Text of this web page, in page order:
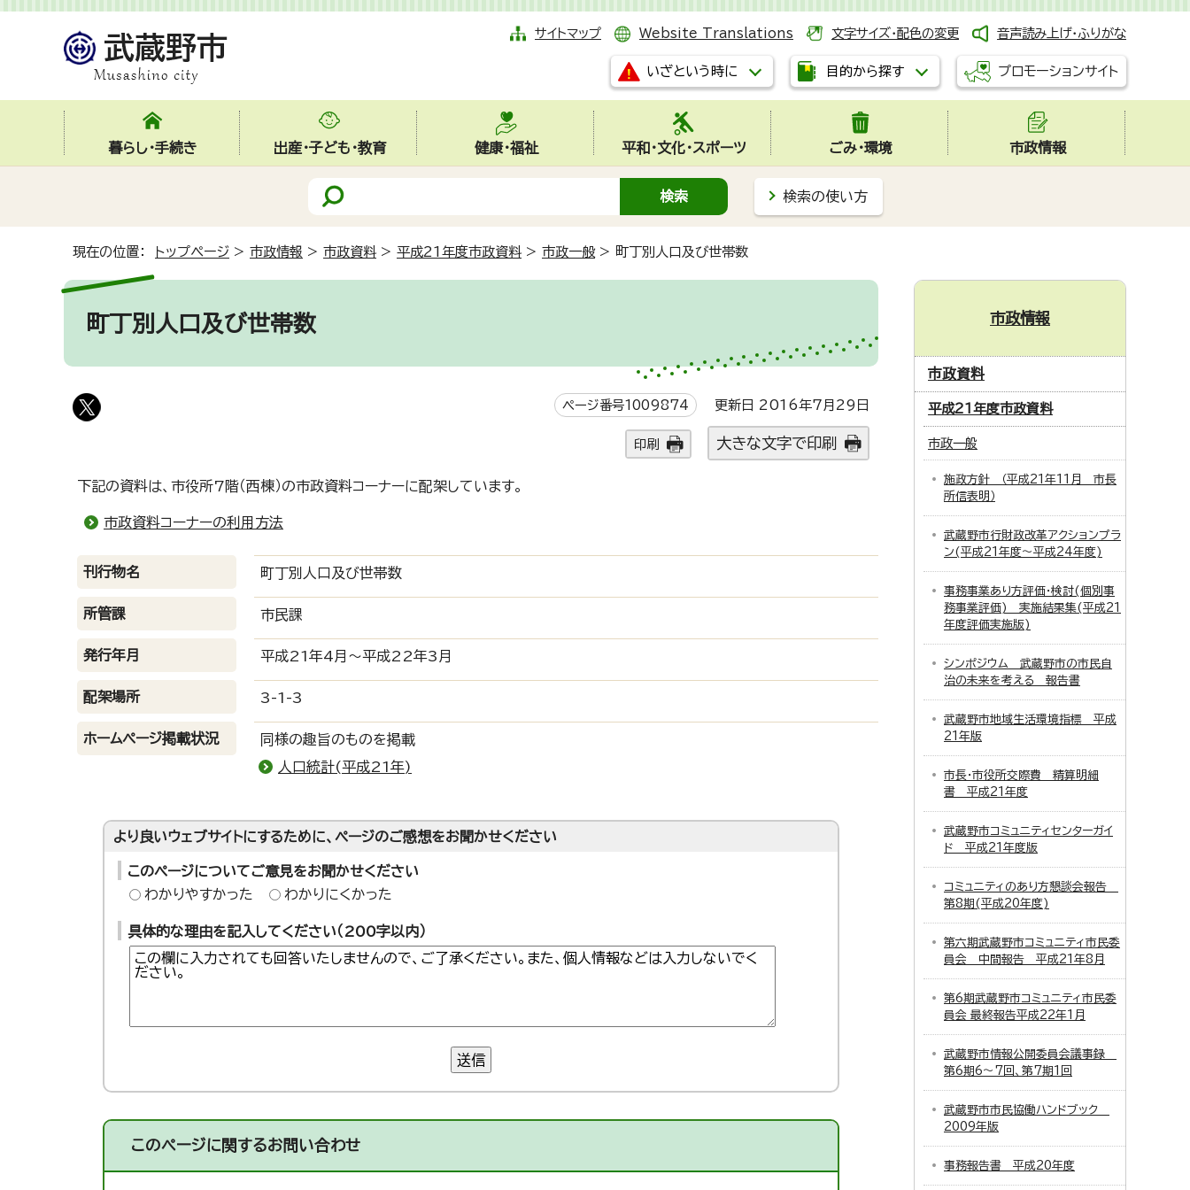
サイトマップ Website Translations 文字サイズ・配色の変更 音声読み上げ・ふりがな
いざという時に 目的から探す プロモーションサイト
暮らし・手続き 出産・子ども・教育 健康・福祉 平和・文化・スポーツ ごみ・環境 市政情報
検索の使い方
現在の位置： トップページ > 市政情報 > 市政資料 > 平成21年度市政資料 > 市政一般> 町丁別人口及び世帯数
町丁別人口及び世帯数
ページ番号1009874 更新日 2016年7月29日
印刷 大きな文字で印刷
下記の資料は、市役所7階（西棟）の市政資料コーナーに配架しています。
市政資料コーナーの利用方法
刊行物名 町丁別人口及び世帯数
所管課 市民課
発行年月 平成21年4月～平成22年3月
配架場所 3-1-3
ホームページ掲載状況
同様の趣旨のものを掲載
人口統計(平成21年)
より良いウェブサイトにするために、ページのご感想をお聞かせください
このページについてご意見をお聞かせください
わかりやすかった
わかりにくかった
具体的な理由を記入してください（200字以内）
送信
このページに関するお問い合わせ
市政情報
市政資料
平成21年度市政資料
市政一般
施政方針 （平成21年11月 市長
所信表明）
武蔵野市行財政改革アクションプラ
ン(平成21年度～平成24年度)
事務事業あり方評価・検討(個別事
務事業評価) 実施結果集(平成21
年度評価実施版)
シンポジウム 武蔵野市の市民自
治の未来を考える 報告書
武蔵野市地域生活環境指標 平成
21年版
市長・市役所交際費 精算明細
書 平成21年度
武蔵野市コミュニティセンターガイ
ド 平成21年度版
コミュニティのあり方懇談会報告
第8期(平成20年度)
第六期武蔵野市コミュニティ市民委
員会 中間報告 平成21年8月
第6期武蔵野市コミュニティ市民委
員会 最終報告平成22年1月
武蔵野市情報公開委員会議事録
第6期6～7回、第7期1回
武蔵野市市民協働ハンドブック
2009年版
事務報告書 平成20年度